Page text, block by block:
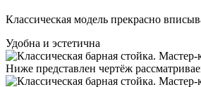
Классическая модель прекрасно
Удобна и эстетична
Ниже представлен чертёж